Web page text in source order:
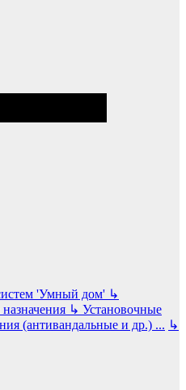
'Умный дом' ↳
↳ Установочные
(антивандальные и др.) ... ↳